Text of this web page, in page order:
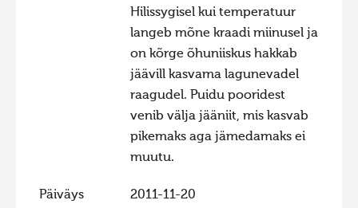
Hiite kuvavõistlus 2018
Hiite kuvavõistlus 2017
Hiite kuvavõistlus 2016
Hiite kuvavõistlus 2015
Hiite kuvavõistlus 2014
Hiite kuvavõistlus 2013
Hiite kuvavõistlus 2011
Hilissygisel kui temperatuur
langeb mõne kraadi miinusel ja
on kõrge õhuniiskus hakkab
jäävill kasvama lagunevadel
raagudel. Puidu pooridest
venib välja jääniit, mis kasvab
pikemaks aga jämedamaks ei
muutu.
Päiväys 2011-11-20